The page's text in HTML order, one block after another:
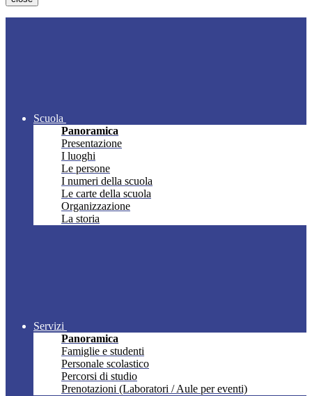
Scuola
Panoramica
Presentazione
I luoghi
Le persone
I numeri della scuola
Le carte della scuola
Organizzazione
La storia
Servizi
Panoramica
Famiglie e studenti
Personale scolastico
Percorsi di studio
Prenotazioni (Laboratori / Aule per eventi)